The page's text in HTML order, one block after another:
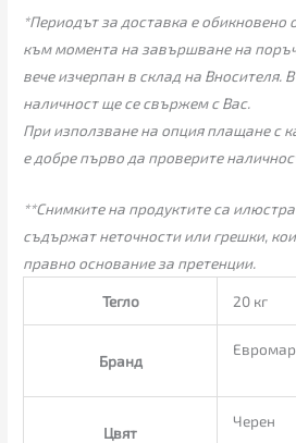
*Периодът за доставка е обикновено
към момента на завършване на
вече изчерпан в склад на Вносителя.
наличност ще се свържем с Вас.
При използване на опция плащане с
е добре първо да проверите
**Снимките на продуктите са
съдържат неточности или грешки,
правно основание за претенции.
Тегло 20 кг
Бранд
Цвят
Черен